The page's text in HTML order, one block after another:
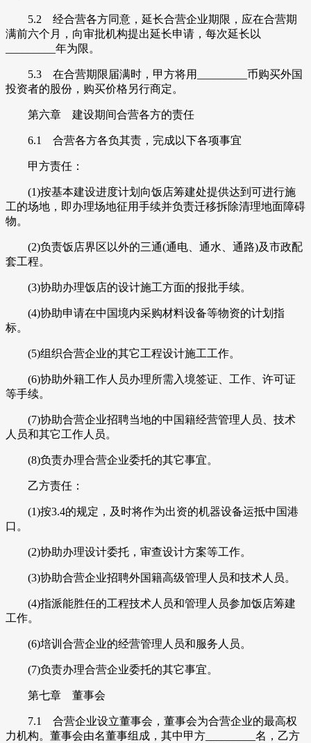
5.2 经合营各方同意，延长合营企业期限，应在合营期
满前六个月，向审批机构提出延长申请，每次延长以
_________年为限。
5.3 在合营期限届满时，甲方将用_________币购买外国
投资者的股份，购买价格另行商定。
第六章 建设期间合营各方的责任
6.1 合营各方各负其责，完成以下各项事宜
甲方责任：
(1)按基本建设进度计划向饭店筹建处提供达到可进行施
工的场地，即办理场地征用手续并负责迁移拆除清理地面障碍
物。
(2)负责饭店界区以外的三通(通电、通水、通路)及市政配
套工程。
(3)协助办理饭店的设计施工方面的报批手续。
(4)协助申请在中国境内采购材料设备等物资的计划指
标。
(5)组织合营企业的其它工程设计施工工作。
(6)协助外籍工作人员办理所需入境签证、工作、许可证
等手续。
(7)协助合营企业招聘当地的中国籍经营管理人员、技术
人员和其它工作人员。
(8)负责办理合营企业委托的其它事宜。
乙方责任：
(1)按3.4的规定，及时将作为出资的机器设备运抵中国港
口。
(2)协助办理设计委托，审查设计方案等工作。
(3)协助合营企业招聘外国籍高级管理人员和技术人员。
(4)指派能胜任的工程技术人员和管理人员参加饭店筹建
工作。
(6)培训合营企业的经营管理人员和服务人员。
(7)负责办理合营企业委托的其它事宜。
第七章 董事会
7.1 合营企业设立董事会，董事会为合营企业的最高权
力机构。董事会由名董事组成，其中甲方_________名，乙方